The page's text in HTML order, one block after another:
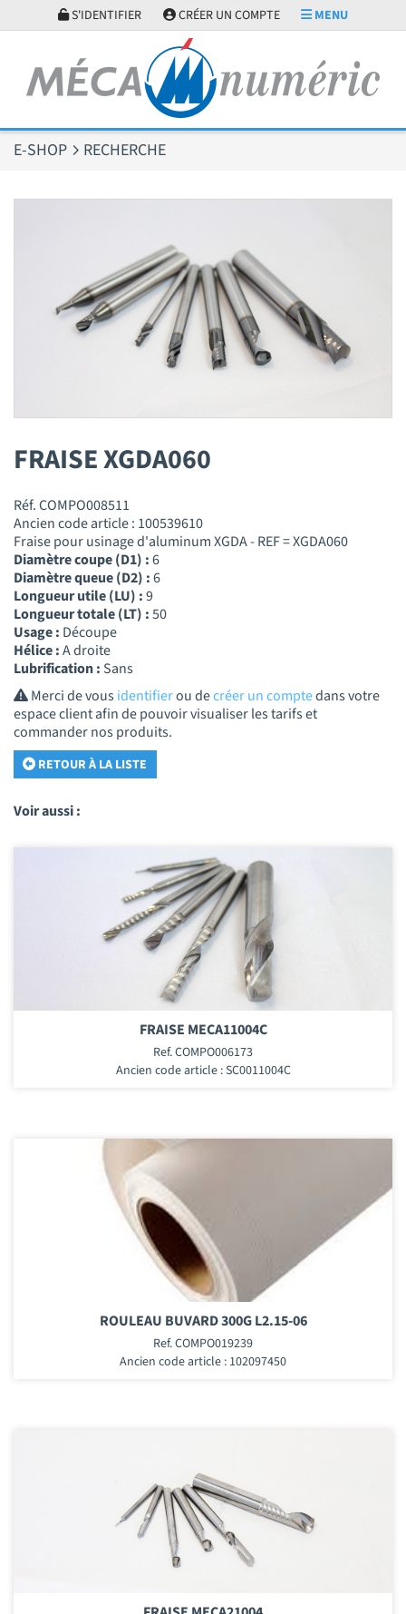
S'IDENTIFIER CRÉER UN COMPTE MENU
E-SHOP RECHERCHE
FRAISE XGDA060
Réf. COMPO008511
Ancien code article : 100539610
Fraise pour usinage d'aluminum XGDA - REF = XGDA060
Diamètre coupe (D1) :6
Diamètre queue (D2) :6
Longueur utile (LU) :9
Longueur totale (LT) :50
Usage : Découpe
Hélice :A droite
Lubrification : Sans
Merci de vousidentifierou decréer un comptedans votre
espace client afin de pouvoir visualiser les tarifs et
commander nos produits.
RETOUR À LA LISTE
Voir aussi :
FRAISE MECA11004C
Ref. COMPO006173
Ancien code article : SC0011004C
ROULEAU BUVARD 300G L2.15-06
Ref. COMPO019239
Ancien code article : 102097450
Panneau de gestion des cookies